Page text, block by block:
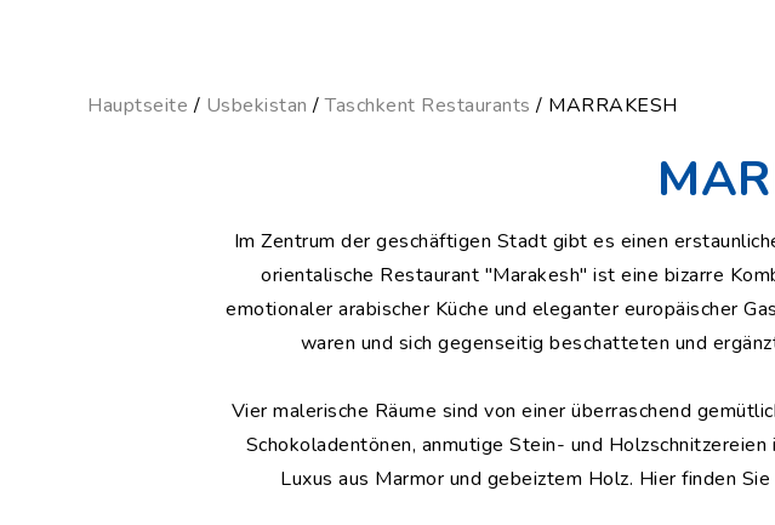
Hauptseite / Usbekistan /Taschkent Restaurants / MARRAKESH
Im Zentrum der geschäftigen Stadt gibt es einen
orientalische Restaurant "Marakesh" ist eine bizarre
emotionaler arabischer Küche und eleganter europäischer
waren und sich gegenseitig beschatteten und
Vier malerische Räume sind von einer überraschend
Schokoladentönen, anmutige Stein- und
Luxus aus Marmor und gebeiztem Holz. Hier finden